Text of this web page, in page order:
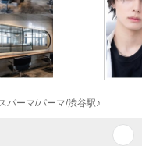
パーマ/パーマ/渋谷駅♪